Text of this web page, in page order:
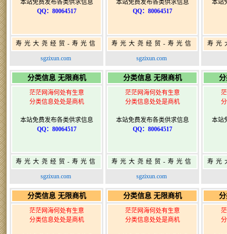
本站免费发布各类供求信息
QQ：80064517
寿光大尧经贸-寿光信
息网-免费信息发布网-
sgzixun.com
本站免费发布各类供求信息
QQ：80064517
寿光大尧经贸-寿光信
息网-免费信息发布网-
sgzixun.com
本站
寿光
分类信息 无限商机
茫茫网海何处有生意
分类信息处处是商机
本站免费发布各类供求信息
QQ：80064517
寿光大尧经贸-寿光信
息网-免费信息发布网-
sgzixun.com
分类信息 无限商机
茫茫网海何处有生意
分类信息处处是商机
本站免费发布各类供求信息
QQ：80064517
寿光大尧经贸-寿光信
息网-免费信息发布网-
sgzixun.com
本站
寿光
分类信息 无限商机
茫茫网海何处有生意
分类信息处处是商机
分类信息 无限商机
茫茫网海何处有生意
分类信息处处是商机